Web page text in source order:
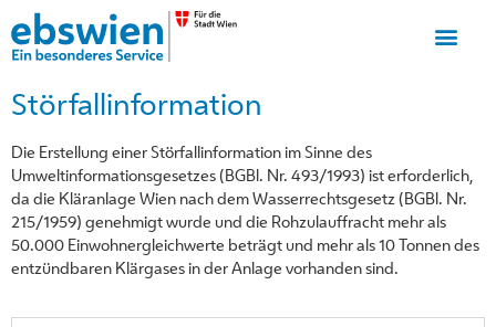
Störfallinformation
Die Erstellung einer Störfallinformation im Sinne des
Umweltinformationsgesetzes (BGBl. Nr. 493/1993) ist erforderlich,
da die Kläranlage Wien nach dem Wasserrechtsgesetz (BGBl. Nr.
215/1959) genehmigt wurde und die Rohzulauffracht mehr als
50.000 Einwohnergleichwerte beträgt und mehr als 10 Tonnen des
entzündbaren Klärgases in der Anlage vorhanden sind.